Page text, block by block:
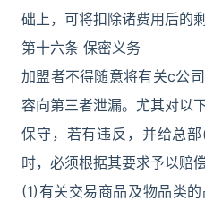
础上，可将扣除诸费用后的
第十六条 保密义务
加盟者不得随意将有关c公
容向第三者泄漏。尤其对以
保守，若有违反，并给总
时，必须根据其要求予以赔偿
(1)有关交易商品及物品类